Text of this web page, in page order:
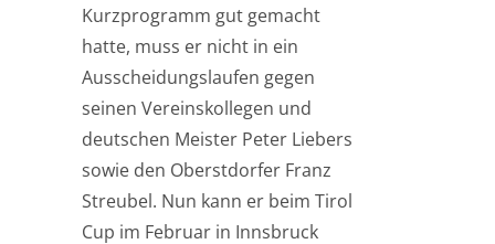
Kurzprogramm gut gemacht
hatte, muss er nicht in ein
Ausscheidungslaufen gegen
seinen Vereinskollegen und
deutschen Meister Peter Liebers
sowie den Oberstdorfer Franz
Streubel. Nun kann er beim Tirol
Cup im Februar in Innsbruck